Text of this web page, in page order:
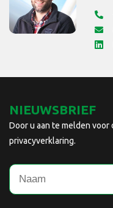
NIEUWSBRIEF
Door u aan te melden
privacyverklaring.